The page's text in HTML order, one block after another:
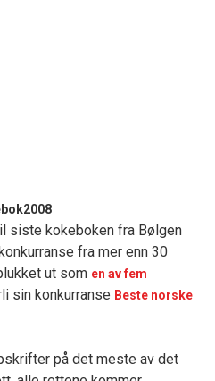
siste kokeboken fra Bølgen
fra mer enn 30
ut som en av fem
sin konkurranse Beste norske
på det meste av det